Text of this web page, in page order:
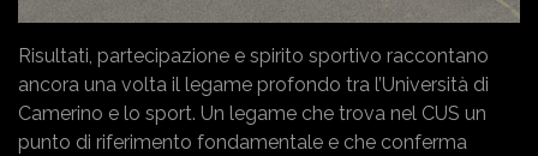
Risultati, partecipazione e spirito sportivo raccontano
ancora una volta il legame profondo tra l’Università di
Camerino e lo sport. Un legame che trova nel CUS un
punto di riferimento fondamentale e che conferma